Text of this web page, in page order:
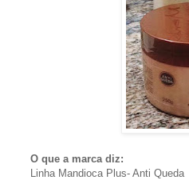
O que a marca diz:
Linha Mandioca Plus- Anti Queda